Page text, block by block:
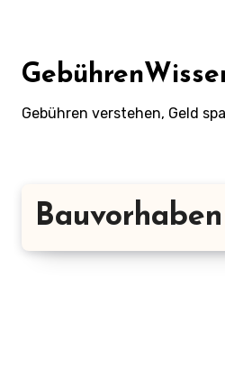
springen
Gebühren verstehen, Geld
Bauvorhaben